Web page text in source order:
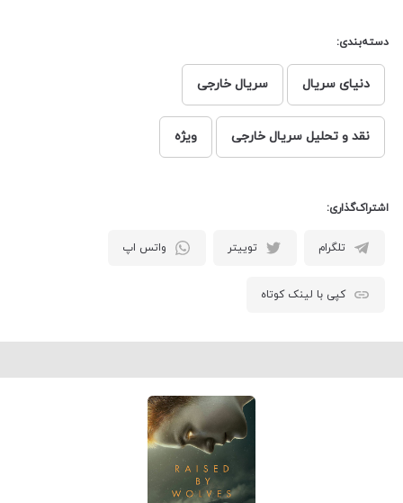
دسته‌بندی:
دنیای سریال سریال خارجی
نقد و تحلیل سریال خارجی ویژه
اشتراک‌گذاری:
تلگرام توییتر واتس اپ
کپی با لینک کوتاه